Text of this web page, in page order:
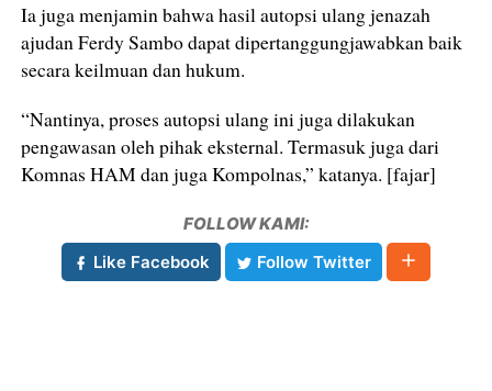
Ia juga menjamin bahwa hasil autopsi ulang jenazah
ajudan Ferdy Sambo dapat dipertanggungjawabkan baik
secara keilmuan dan hukum.
“Nantinya, proses autopsi ulang ini juga dilakukan
pengawasan oleh pihak eksternal. Termasuk juga dari
Komnas HAM dan juga Kompolnas,” katanya. [fajar]
FOLLOW KAMI:
Like Facebook
Follow Twitter